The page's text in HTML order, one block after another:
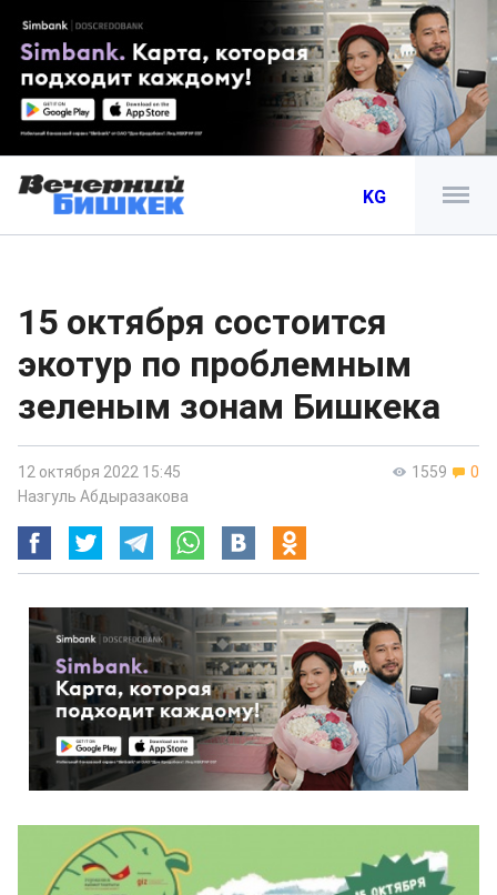
KG
15 октября состоится
экотур по проблемным
зеленым зонам Бишкека
1559 0
12 октября 2022 15:45
Назгуль Абдыразакова